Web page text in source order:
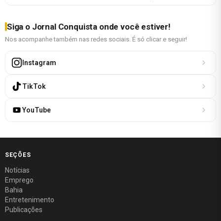
Siga o Jornal Conquista onde você estiver!
Nos acompanhe também nas redes sociais. É só clicar e seguir!
Instagram
TikTok
YouTube
SEÇÕES
Notícias
Emprego
Bahia
Entretenimento
Publicações